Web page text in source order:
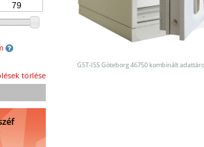
törlése
GST-ISS Göteborg 46750 kombinált